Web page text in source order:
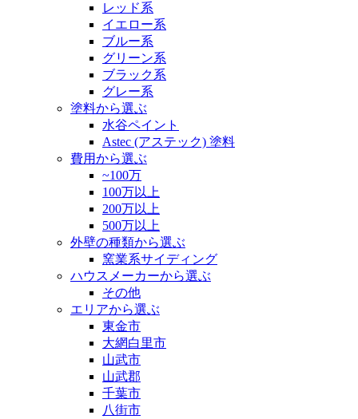
レッド系
イエロー系
ブルー系
グリーン系
ブラック系
グレー系
塗料から選ぶ
水谷ペイント
Astec (アステック) 塗料
費用から選ぶ
~100万
100万以上
200万以上
500万以上
外壁の種類から選ぶ
窯業系サイディング
ハウスメーカーから選ぶ
その他
エリアから選ぶ
東金市
大網白里市
山武市
山武郡
千葉市
八街市